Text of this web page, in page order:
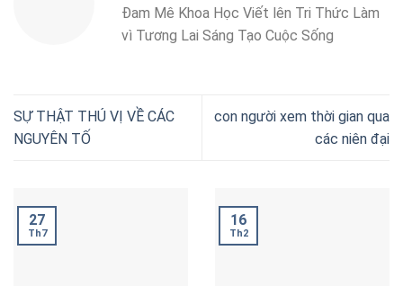
Đam Mê Khoa Học Viết lên Tri Thức Làm
vì Tương Lai Sáng Tạo Cuộc Sống
SỰ THẬT THÚ VỊ VỀ CÁC
NGUYÊN TỐ
con người xem thời gian qua
các niên đại
27
Th7
16
Th2